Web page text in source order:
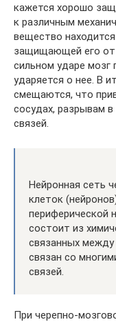
кажется хорошо
к различным
вещество
защищающей его от
сильном ударе мозг
ударяется о нее. В
смещаются, что
сосудах, разрывам
связей.
Нейронная сеть
клеток
периферической
состоит из
связанных
связан со
связей.
При черепно-